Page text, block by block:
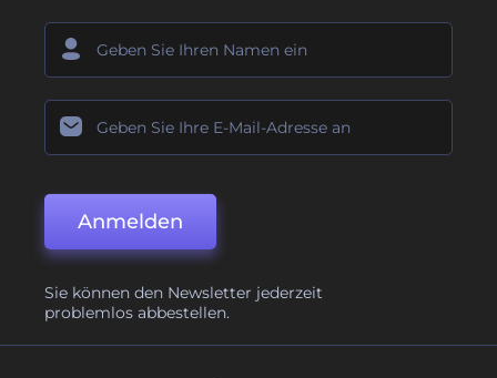
Anmelden
Sie können den Newsletter jederzeit
problemlos abbestellen.